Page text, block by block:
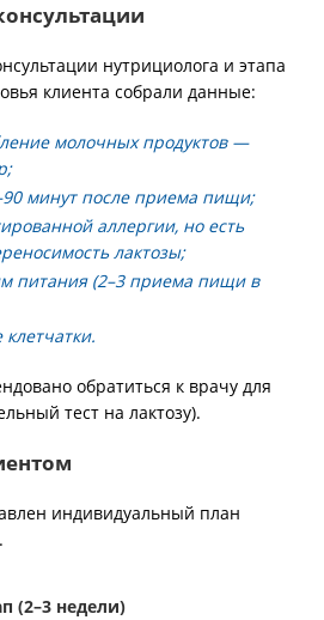
нутрициолога и этапа
клиента собрали данные:
молочных продуктов —
минут после приема пищи;
аллергии, но есть
лактозы;
питания (2–3 приема пищи в
обратиться к врачу для
тест на лактозу).
индивидуальный план
(2–3 недели)